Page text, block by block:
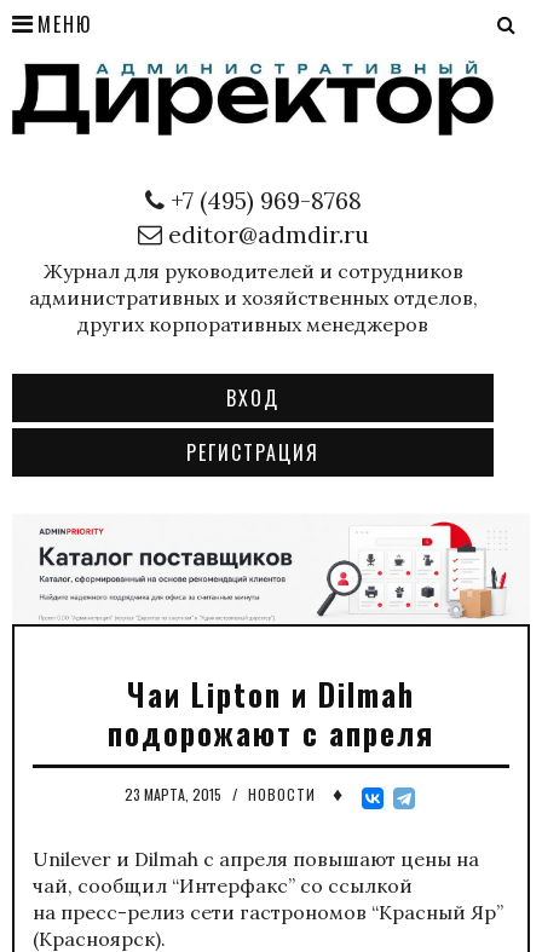
МЕНЮ
+7 (495) 969-8768
editor@admdir.ru
Журнал для руководителей и сотрудников
административных и хозяйственных отделов,
других корпоративных менеджеров
ВХОД
РЕГИСТРАЦИЯ
Чаи Lipton и Dilmah
подорожают с апреля
23 МАРТА, 2015 / НОВОСТИ ♦
Unilever и Dilmah с апреля повышают цены на
чай, сообщил “Интерфакс” со ссылкой
на пресс-релиз сети гастрономов “Красный Яр”
(Красноярск).